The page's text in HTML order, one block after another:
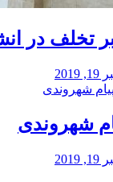
تخلف در
شهروندی